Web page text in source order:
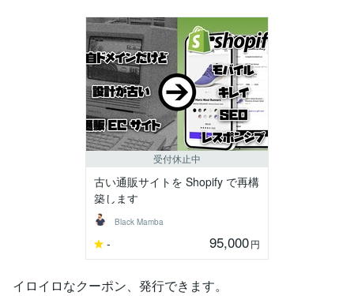
受付休止中
古い通販サイトを Shopify で再構
築します
Black Mamba
- 95,000円
イロイロなクーポン、発行できます。